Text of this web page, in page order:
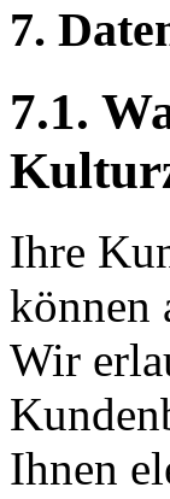
7.
7.1.
Ihre
können
Wir
Ihnen